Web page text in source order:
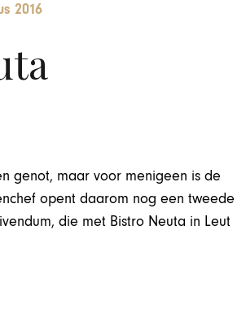
2016
genot, maar voor menigeen is de
opent daarom nog een tweede
die met Bistro Neuta in Leut